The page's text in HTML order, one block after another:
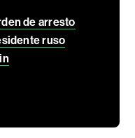
de arresto
ruso